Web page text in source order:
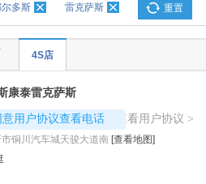
多斯 雷克萨斯 重置
4S店
康泰雷克萨斯
意用户协议查看电话
6848 查看用户协议 >
铜川汽车城天骏大道南 [查看地图]